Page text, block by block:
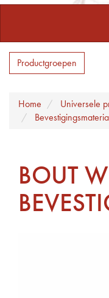
Productgroepen
Home
Universele
BOUT